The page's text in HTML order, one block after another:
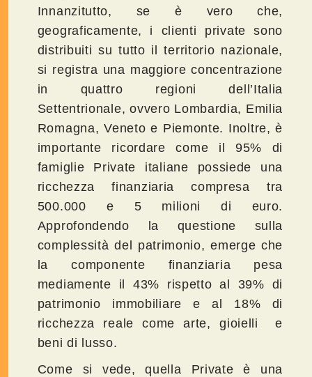
Innanzitutto, se è vero che,
geograficamente, i clienti private sono
distribuiti su tutto il territorio nazionale,
si registra una maggiore concentrazione
in quattro regioni dell’Italia
Settentrionale, ovvero Lombardia, Emilia
Romagna, Veneto e Piemonte. Inoltre, è
importante ricordare come il 95% di
famiglie Private italiane possiede una
ricchezza finanziaria compresa tra
500.000 e 5 milioni di euro.
Approfondendo la questione sulla
complessità del patrimonio, emerge che
la componente finanziaria pesa
mediamente il 43% rispetto al 39% di
patrimonio immobiliare e al 18% di
ricchezza reale come arte, gioielli e
beni di lusso.
Come si vede, quella Private è una